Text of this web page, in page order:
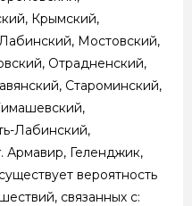
Крымский,
Мостовский,
Отрадненский,
Староминский,
Лабинский,
Армавир, Геленджик,
вероятность
связанных с: